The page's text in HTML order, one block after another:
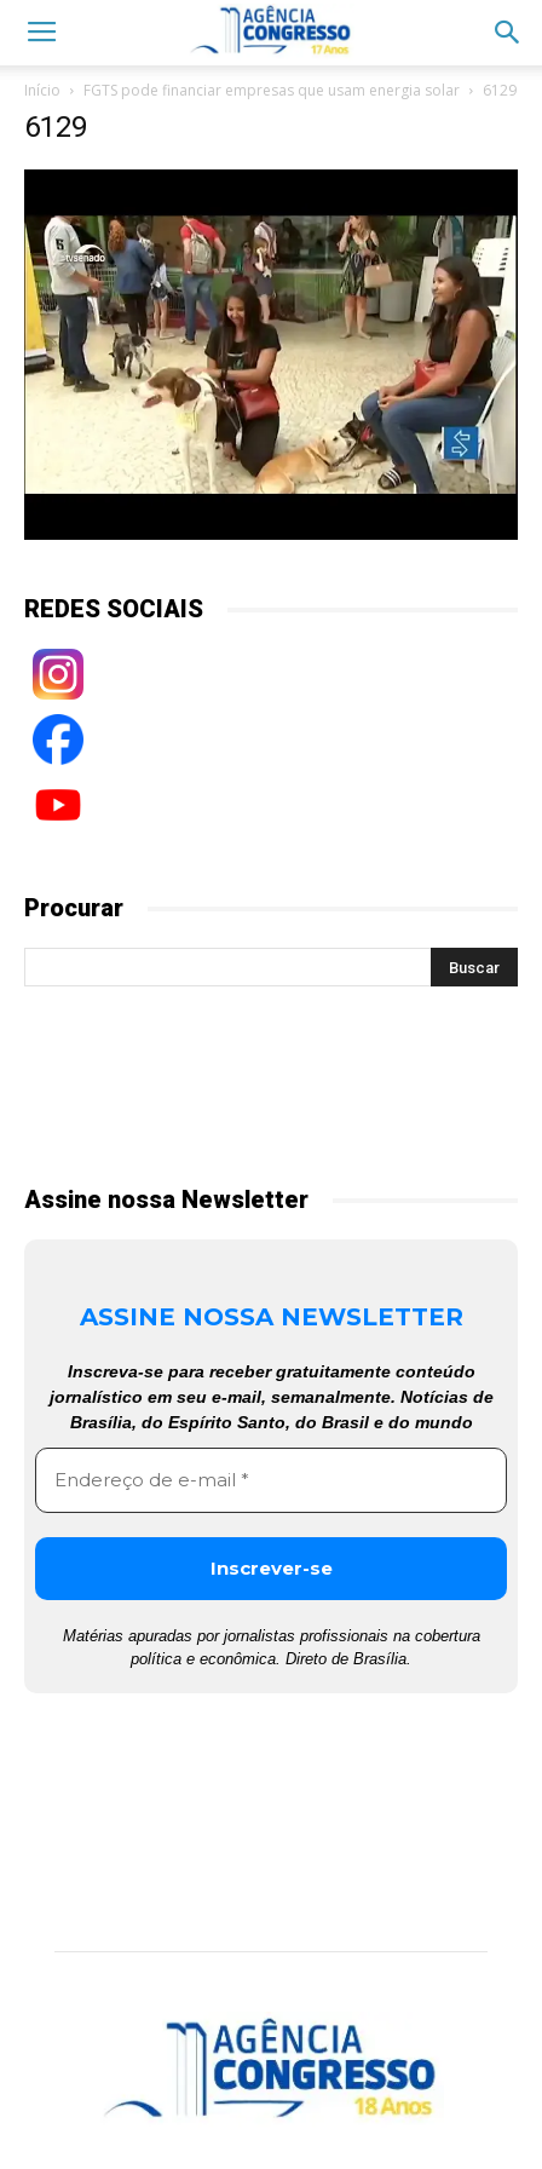
Início FGTS pode financiar empresas que usam energia solar 6129
6129
REDES SOCIAIS
Procurar
Assine nossa Newsletter
ASSINE NOSSA NEWSLETTER
Inscreva-se para receber gratuitamente conteúdo
jornalístico em seu e-mail, semanalmente. Notícias de
Brasília, do Espírito Santo, do Brasil e do mundo
Matérias apuradas por jornalistas profissionais na cobertura
política e econômica. Direto de Brasília.